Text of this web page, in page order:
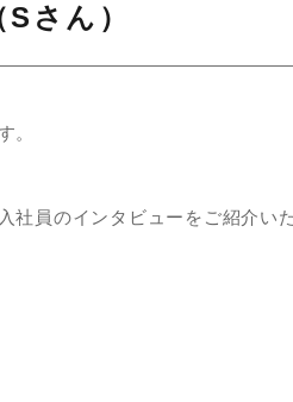
さん）
。
社員のインタビューをご紹介い